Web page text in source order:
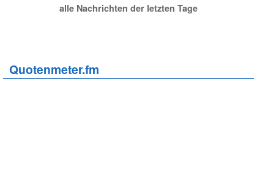
alle Nachrichten der letzten Tage
Quotenmeter.fm